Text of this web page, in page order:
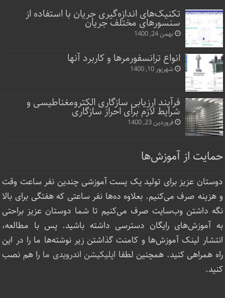
تکنیک‌های اندازه‌گیری جریان با استفاده از
سنسورهای مختلف جریان
بهمن 24, 1400
انواع ترانسفورمرها و کاربرد آنها
شهریور 10, 1400
فرآیند ارزیابی سازگاری الکترومغناطیسی و
شرایط لازم برای احراز سازگاری
فروردین 23, 1400
حمایت از آموزش‌ها
دوستان عزیز برای تولید یک پست آموزشی چندین نفر ساعت‌ وقت
و هزینه صرف می‌کنیم. بعلاوه ده‌ها نفر ساعتی که هفتگی برای بالا
نگه داشتن وب‌سایت صرف ‌می‌کنیم تا شما دوستان عزیز براحتی
به آموزش‌های رایگان دسترسی داشته باشید. پس با مطالعه،
انتشار لینک‌ آموزش‌ها و کامنت گذاشتن زیر نوشته‌‌ها ما را در این
راه همراهی کنید. همچنین لطفا اپلیکیشن اندرویدی ما را هم نصب
کنید.